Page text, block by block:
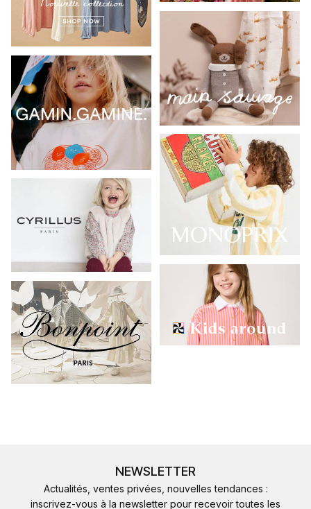
NEWSLETTER
Actualités, ventes privées, nouvelles tendances :
inscrivez-vous à la newsletter pour recevoir toutes les